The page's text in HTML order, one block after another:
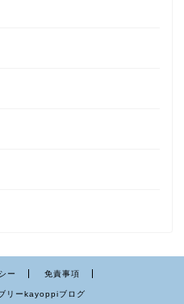
ー 免責事項
ーkayoppiブログ